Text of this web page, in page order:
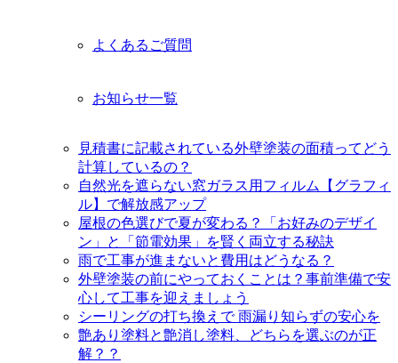
よくあるご質問
お知らせ一覧
見積書に記載されている外壁塗装の面積ってどう
計算しているの？
自然光を遮らない窓ガラス用フィルム【グラフィ
ル】で解放感アップ
屋根の色選びで夏が変わる？「お好みのデザイ
ン」と「節電効果」を賢く両立する秘訣
雨で工事が進まないと費用はどうなる？
外壁塗装の前にやっておくことは？事前準備で安
心して工事を迎えましょう
シーリングの打ち換えで 雨漏り知らずの安心を
艶あり塗料と艶消し塗料、どちらを選ぶのが正
解？？